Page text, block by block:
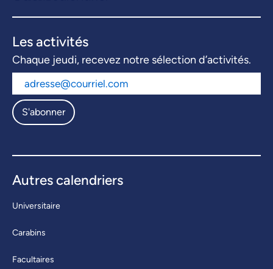
Les activités
Chaque jeudi, recevez notre sélection d’activités.
S'abonner
Autres calendriers
Universitaire
Carabins
Facultaires